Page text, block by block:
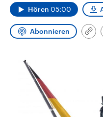
und Kandidaten der
Wahl. Hören 05:00
Abonnieren
Link